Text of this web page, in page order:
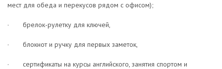
мест для обеда и перекусов рядом с офисом);
· брелок-рулетку для ключей,
· блокнот и ручку для первых заметок,
· сертификаты на курсы английского, занятия спортом и